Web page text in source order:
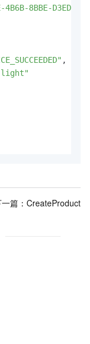
4B6B-8BBE-
,
篇： CreateProduct